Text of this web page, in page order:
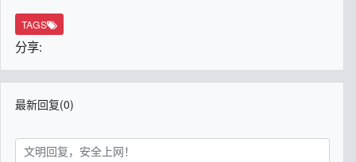
TAGS
分享:
最新回复(0)